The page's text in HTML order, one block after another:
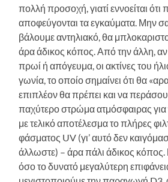
πολλή προσοχή, γιατί εννοείται ότι
αποφεύγονται τα εγκαύματα. Μην
βάλουμε αντηλιακό, θα
άρα άδικος κόπος. Από την άλλη,
πρωί ή απόγευμα, οι ακτίνες του
γωνία, το οποίο σημαίνει ότι θα
επιπλέον θα πρέπει και να
παχύτερο στρώμα ατμόσφαιρας για
με τελικό αποτέλεσμα το πλήρες
φάσματος UV (γι’ αυτό δεν
άλλωστε) – άρα πάλι άδικος κόπος.
όσο το δυνατό μεγαλύτερη